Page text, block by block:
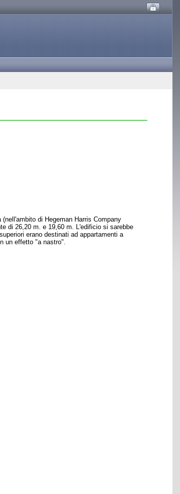
di Hegeman Harris Company
di 26,20 m. e 19,60 m. L'edificio si sarebbe
erano destinati ad appartamenti a
un effetto "a nastro".